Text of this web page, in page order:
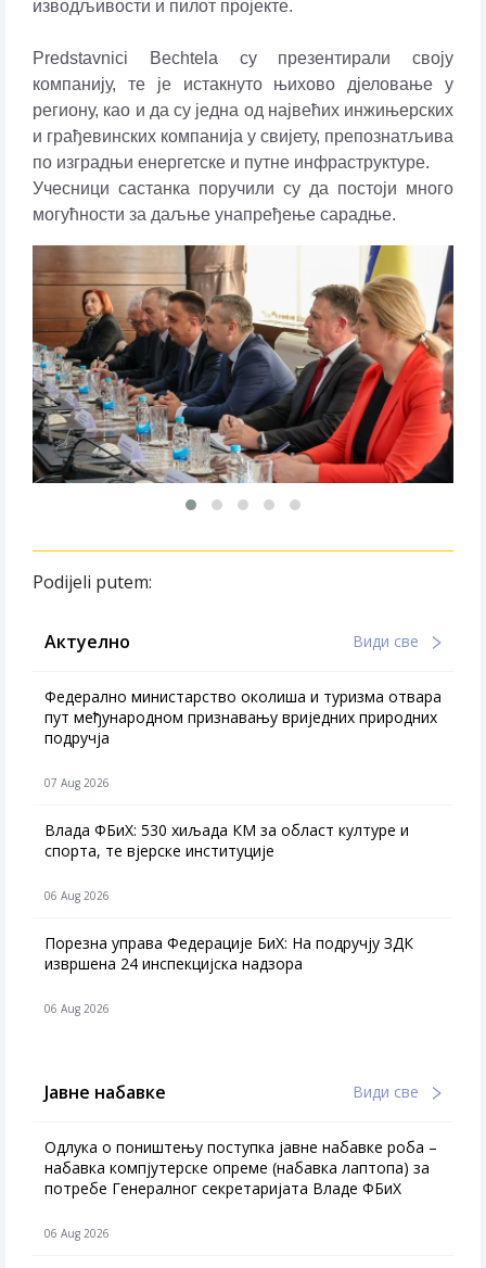
изводљивости и пилот пројекте.
Predstavnici Bechtela су презентирали своју
компанију, те је истакнуто њихово д‌јеловање у
региону, као и да су једна од највећих инжињерских
и грађевинских компанија у свијету, препознатљива
по изградњи енергетске и путне инфраструктуре.
Учесници састанка поручили су да постоји много
могућности за даљње унапређење сарадње.
Podijeli putem:
Актуелно Види све
Федерално министарство околиша и туризма отвара
пут међународном признавању вриједних природних
подручја
07 Aug 2026
Влада ФБиХ: 530 хиљада КМ за област културе и
спорта, те вјерске институције
06 Aug 2026
Порезна управа Федерације БиХ: На подручју ЗДК
извршена 24 инспекцијска надзора
06 Aug 2026
Јавне набавке Види све
Одлука о поништењу поступка јавне набавке роба –
набавка компјутерске опреме (набавка лаптопа) за
потребе Генералног секретаријата Владе ФБиХ
06 Aug 2026